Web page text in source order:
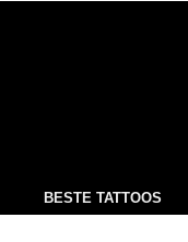
BESTE TATTOOS